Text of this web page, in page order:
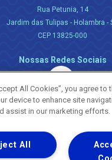
Rua Petunia, 14
Jardim das Tulipas - Holambra -
CEP 13825-000
Nossas Redes Sociais
Uma empresa
Copyright ® 2026 - Todos os
All Cookies”, you agree to
device to enhance site
assist in our marketing efforts.
All